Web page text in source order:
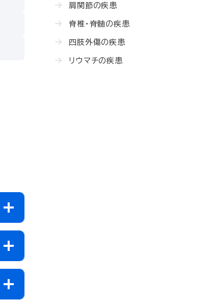
肩関節の疾患
脊椎・脊髄の疾患
四肢外傷の疾患
リウマチの疾患